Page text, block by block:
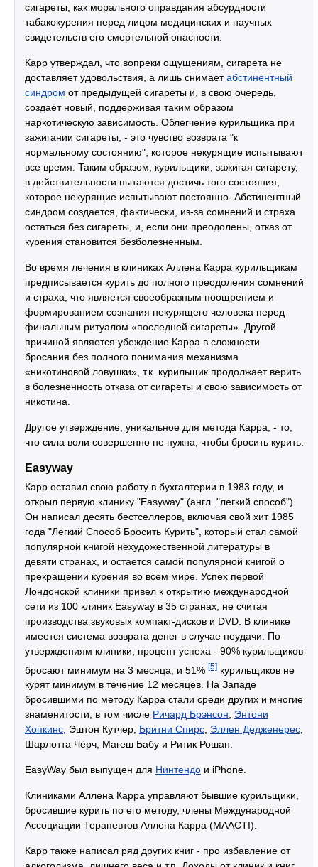
сигареты, как морального оправдания абсурдности
табакокурения перед лицом медицинских и научных
свидетельств его смертельной опасности.
Карр утверждал, что вопреки ощущениям, сигарета не
доставляет удовольствия, а лишь снимаетабстинентный
синдром от предыдущей сигареты и, в свою очередь,
создаёт новый, поддерживая таким образом
наркотическую зависимость. Облегчение курильщика при
зажигании сигареты, - это чувство возврата "к
нормальному состоянию", которое некурящие испытывают
все время. Таким образом, курильщики, зажигая сигарету,
в действительности пытаются достичь того состояния,
которое некурящие испытывают постоянно. Абстинентный
синдром создается, фактически, из-за сомнений и страха
остаться без сигареты, и, если они преодолены, отказ от
курения становится безболезненным.
Во время лечения в клиниках Аллена Карра курильщикам
предписывается курить до полного преодоления сомнений
и страха, что является своеобразным поощрением и
формированием сознания некурящего человека перед
финальным ритуалом «последней сигареты». Другой
причиной является убеждение Карра в сложности
бросания без полного понимания механизма
«никотиновой ловушки», т.к. курильщик продолжает верить
в болезненность отказа от сигареты и свою зависимость от
никотина.
Другое утверждение, уникальное для метода Карра, - то,
что сила воли совершенно не нужна, чтобы бросить курить.
Easyway
Карр оставил свою работу в бухгалтерии в 1983 году, и
открыл первую клинику "Easyway" (англ. "легкий способ").
Он написал десять бестселлеров, включая свой хит 1985
года "Легкий Способ Бросить Курить", который стал самой
популярной книгой нехудожественной литературы в
девяти странах, и остается самой популярной книгой о
прекращении курения во всем мире. Успех первой
Лондонской клиники привел к открытию международной
сети из 100 клиник Easyway в 35 странах, не считая
производства звуковых компакт-дисков и DVD. В клинике
имеется система возврата денег в случае неудачи. По
утверждениям клиники, процент успеха - 90% курильщиков
бросают минимум на 3 месяца, и 51% [5] курильщиков не
курят минимум в течение 12 месяцев. На Западе
бросившими по методу Карра стали среди других и многие
знаменитости, в том числе Ричард Брэнсон, Энтони
Хопкинс, Эштон Кутчер, Бритни Спирс, Эллен Дедженерес,
Шарлотта Чёрч, Магеш Бабу и Ритик Рошан.
EasyWay был выпущен для Нинтендо и iPhone.
Клиниками Аллена Карра управляют бывшие курильщики,
бросившие курить по его методу, члены Международной
Ассоциации Терапевтов Аллена Карра (MAACTI).
Карр также написал ряд других книг - про избавление от